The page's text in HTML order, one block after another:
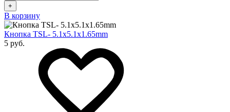
+
В корзину
Кнопка TSL- 5.1х5.1x1.65mm
5 руб.